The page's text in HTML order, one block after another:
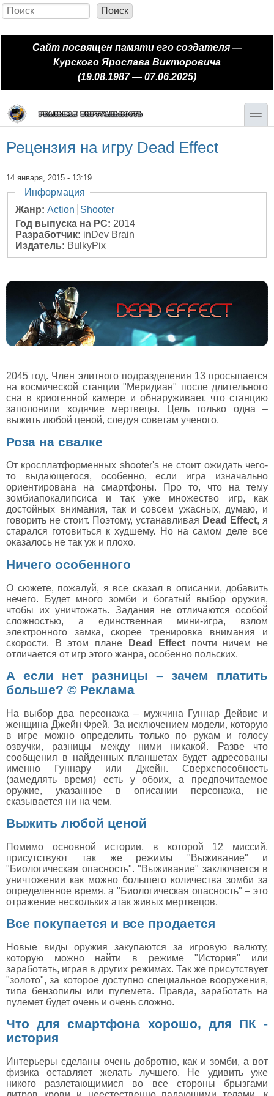
Перейти к основному содержанию
Skip to search
Форма поиска
Поиск
Сайт посвящен памяти его создателя —
Курского Ярослава Викторовича
(19.08.1987 — 07.06.2025)
toggle
Рецензия на игру Dead Effect
14 января, 2015 - 13:19
Скрыть
Информация
Жанр: Action
Shooter
Год выпуска на PC: 2014
Разработчик: inDev Brain
Издатель: BulkyPix
2045 год. Член элитного подразделения 13 просыпается
на космической станции "Меридиан" после длительного
сна в криогенной камере и обнаруживает, что станцию
заполонили ходячие мертвецы. Цель только одна –
выжить любой ценой, следуя советам ученого.
Роза на свалке
От кросплатформенных shooter's не стоит ожидать чего-
то выдающегося, особенно, если игра изначально
ориентирована на смартфоны. Про то, что на тему
зомбиапокалипсиса и так уже множество игр, как
достойных внимания, так и совсем ужасных, думаю, и
говорить не стоит. Поэтому, устанавливая Dead Effect, я
старался готовиться к худшему. Но на самом деле все
оказалось не так уж и плохо.
Ничего особенного
О сюжете, пожалуй, я все сказал в описании, добавить
нечего. Будет много зомби и богатый выбор оружия,
чтобы их уничтожать. Задания не отличаются особой
сложностью, а единственная мини-игра, взлом
электронного замка, скорее тренировка внимания и
скорости. В этом плане
Dead Effect почти ничем не
отличается от игр этого жанра, особенно польских.
А если нет разницы – зачем платить
больше? © Реклама
На выбор два персонажа – мужчина Гуннар Дейвис и
женщина Джейн Фрей. За исключением модели, которую
в игре можно определить только по рукам и голосу
озвучки, разницы между ними никакой. Разве что
сообщения в найденных планшетах будет адресованы
именно Гуннару или Джейн. Сверхспособность
(замедлять время) есть у обоих, а предпочитаемое
оружие, указанное в описании персонажа, не
сказывается ни на чем.
Выжить любой ценой
Помимо основной истории, в которой 12 миссий,
присутствуют так же режимы "Выживание" и
"Биологическая опасность". "Выживание" заключается в
уничтожении как можно большего количества зомби за
определенное время, а "Биологическая опасность" – это
отражение нескольких атак живых мертвецов.
Все покупается и все продается
Новые виды оружия закупаются за игровую валюту,
которую можно найти в режиме "История" или
заработать, играя в других режимах. Так же присутствует
"золото", за которое доступно специальное вооружения,
типа бензопилы или пулемета. Правда, заработать на
пулемет будет очень и очень сложно.
Что для смартфона хорошо, для ПК -
история
Интерьеры сделаны очень добротно, как и зомби, а вот
физика оставляет желать лучшего. Не удивить уже
никого разлетающимися во все стороны брызгами